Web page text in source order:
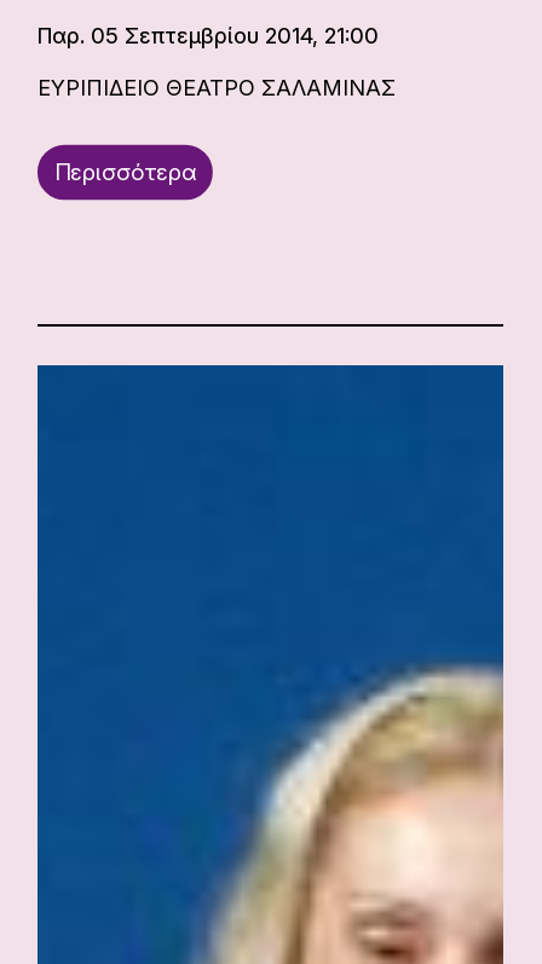
Παρ. 05 Σεπτεμβρίου 2014, 21:00
ΕΥΡΙΠΙΔΕΙΟ ΘΕΑΤΡΟ ΣΑΛΑΜΙΝΑΣ
Περισσότερα